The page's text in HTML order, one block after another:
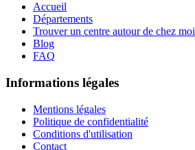
Accueil
Départements
Trouver un centre autour de chez moi
Blog
FAQ
Informations légales
Mentions légales
Politique de confidentialité
Conditions d'utilisation
Contact